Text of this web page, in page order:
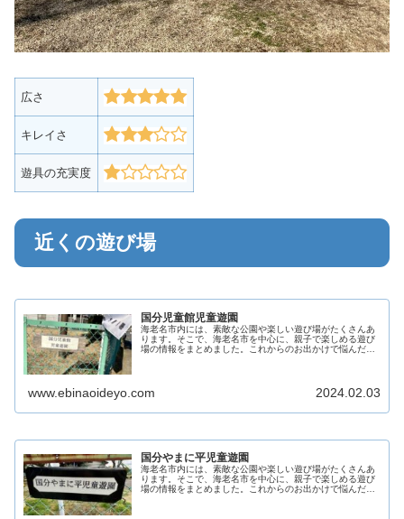
広さ
キレイさ
遊具の充実度
近くの遊び場
国分児童館児童遊園
海老名市内には、素敵な公園や楽しい遊び場がたくさんあ
ります。そこで、海老名市を中心に、親子で楽しめる遊び
場の情報をまとめました。これからのお出かけで悩んだ際
www.ebinaoideyo.com 2024.02.03
国分やまに平児童遊園
海老名市内には、素敵な公園や楽しい遊び場がたくさんあ
ります。そこで、海老名市を中心に、親子で楽しめる遊び
場の情報をまとめました。これからのお出かけで悩んだ際